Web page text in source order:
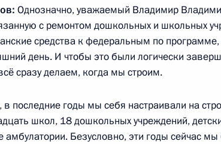
2025 года, среда
обращение к гражданам России
года, 23:55 Москва, Кремль
2025 года, вторник
Однозначно, уважаемый Владимир
с ремонтом дошкольных и школьных
средства к федеральным по
день. И чтобы это были логически
сразу делаем, когда мы строим.
в последние годы мы себя настраивали на
школ, 18 дошкольных учреждений,
амбулатории. Безусловно, эти годы сейчас